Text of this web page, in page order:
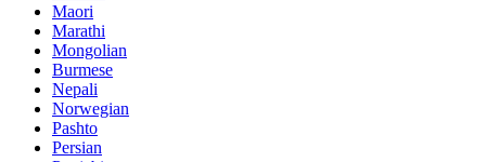
Maori
Marathi
Mongolian
Burmese
Nepali
Norwegian
Pashto
Persian